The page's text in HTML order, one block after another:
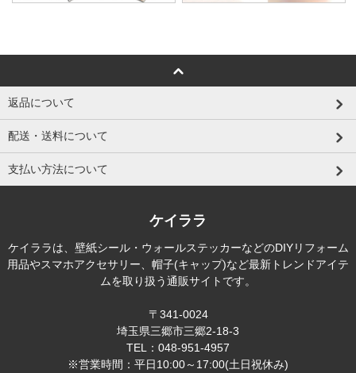
返品について
配送・送料について
支払い方法について
ケイララ
ケイララは、壁紙シール・ウォールステッカーなどのDIYリフォーム
用品やスマホアクセサリー、帽子(キャップ)など最新トレンドアイテ
ムを取り扱う通販サイトです。
〒341-0024
埼玉県三郷市三郷2-18-3
TEL：048-951-4957
※営業時間：平日10:00～17:00(土日祝休み)